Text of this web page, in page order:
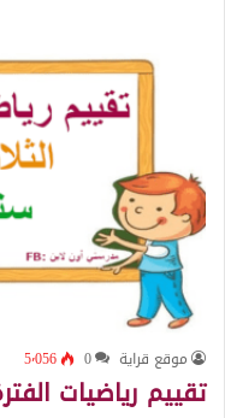
موقع قراية 0 5٬056
تقييم رياضيات